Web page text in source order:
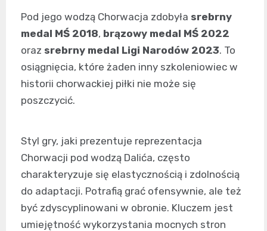
Pod jego wodzą Chorwacja zdobyła srebrny
medal MŚ 2018, brązowy medal MŚ 2022
oraz srebrny medal Ligi Narodów 2023. To
osiągnięcia, które żaden inny szkoleniowiec w
historii chorwackiej piłki nie może się
poszczycić.
Styl gry, jaki prezentuje reprezentacja
Chorwacji pod wodzą Dalića, często
charakteryzuje się elastycznością i zdolnością
do adaptacji. Potrafią grać ofensywnie, ale też
być zdyscyplinowani w obronie. Kluczem jest
umiejętność wykorzystania mocnych stron